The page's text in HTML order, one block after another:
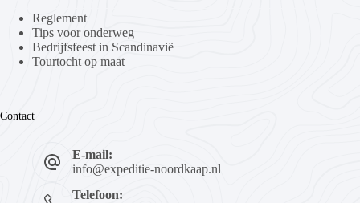
Reglement
Tips voor onderweg
Bedrijfsfeest in Scandinavië
Tourtocht op maat
Contact
E-mail:
info@expeditie-noordkaap.nl
Telefoon: